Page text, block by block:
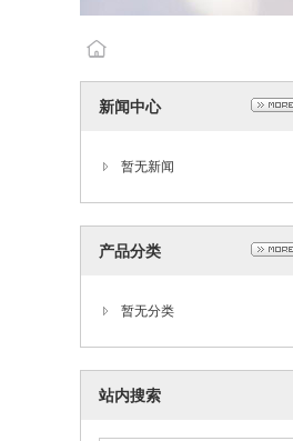
新闻中心
暂无新闻
产品分类
暂无分类
站内搜索